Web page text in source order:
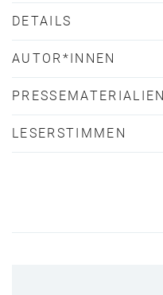
DETAILS
AUTOR*INNEN
PRESSEMATERIALIEN
LESERSTIMMEN